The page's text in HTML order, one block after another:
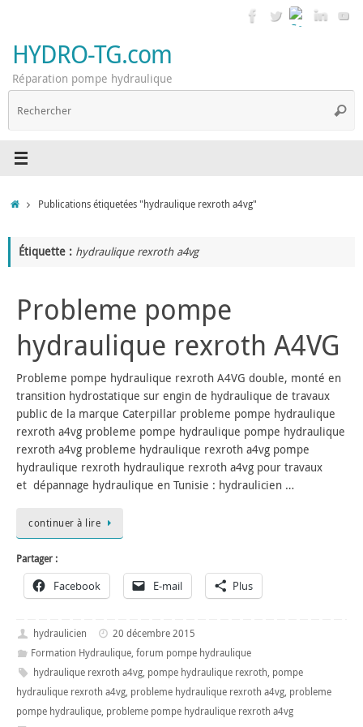
contenu
HYDRO-TG.com
Réparation pompe hydraulique
AccueilPublications étiquetées "hydraulique rexroth a4vg"
Étiquette : hydraulique rexroth a4vg
Probleme pompe
hydraulique rexroth A4VG
Probleme pompe hydraulique rexroth A4VG double, monté en
transition hydrostatique sur engin de hydraulique de travaux
public de la marque Caterpillar probleme pompe hydraulique
rexroth a4vg probleme pompe hydraulique pompe hydraulique
rexroth a4vg probleme hydraulique rexroth a4vg pompe
hydraulique rexroth hydraulique rexroth a4vg pour travaux
et dépannage hydraulique en Tunisie : hydraulicien …
continuer à lire
Partager :
Facebook E-mail Plus
hydraulicien
20 décembre 2015
Formation Hydraulique, forum pompe hydraulique
hydraulique rexroth a4vg, pompe hydraulique rexroth, pompe
hydraulique rexroth a4vg, probleme hydraulique rexroth a4vg, probleme
pompe hydraulique, probleme pompe hydraulique rexroth a4vg